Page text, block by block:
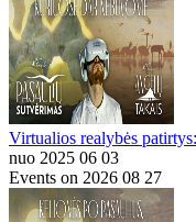
Virtualios realybės
nuo 2025 06 03
Events on 2026 08 27